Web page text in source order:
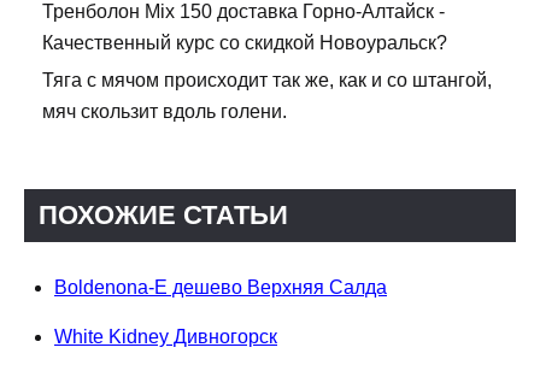
Тренболон Mix 150 доставка Горно-Алтайск -
Качественный курс со скидкой Новоуральск?
Тяга с мячом происходит так же, как и со штангой,
мяч скользит вдоль голени.
ПОХОЖИЕ СТАТЬИ
Boldenona-E дешево Верхняя Салда
White Kidney Дивногорск